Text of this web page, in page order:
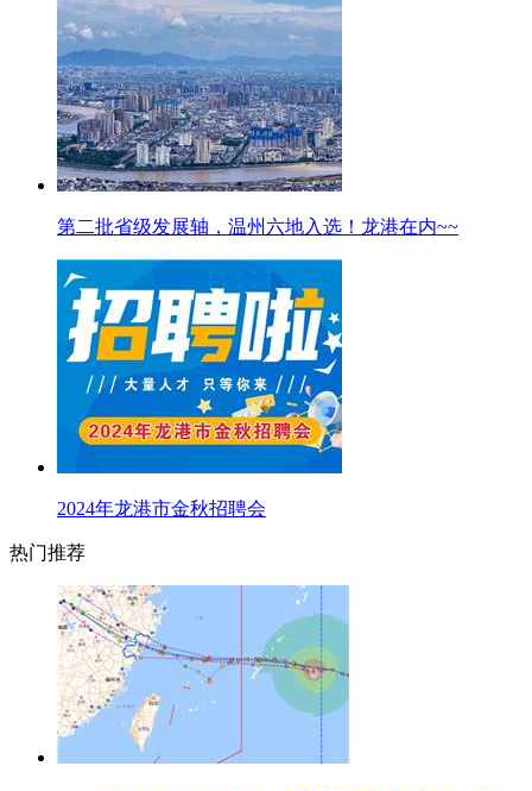
第二批省级发展轴，温州六地入选！龙港在内~~
2024年龙港市金秋招聘会
热门推荐